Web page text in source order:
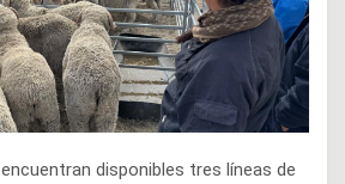
disponibles tres líneas de